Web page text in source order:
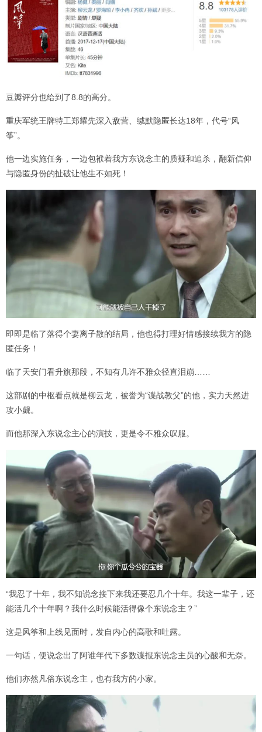
豆瓣评分也给到了8.8的高分。
重庆军统王牌特工郑耀先深入敌营、缄默隐匿长达18年，代号“风
筝”。
他一边实施任务，一边包袱着我方东说念主的质疑和追杀，翻新信仰
与隐匿身份的扯破让他生不如死！
即即是临了落得个妻离子散的结局，他也得打理好情感接续我方的隐
匿任务！
临了天安门看升旗那段，不知有几许不雅众径直泪崩……
这部剧的中枢看点就是柳云龙，被誉为“谍战教父”的他，实力天然进
攻小觑。
而他那深入东说念主心的演技，更是令不雅众叹服。
“我忍了十年，我不知说念接下来我还要忍几个十年。我这一辈子，还
能活几个十年啊？我什么时候能活得像个东说念主？”
这是风筝和上线见面时，发自内心的高歌和吐露。
一句话，便说念出了阿谁年代下多数谍报东说念主员的心酸和无奈。
他们亦然凡俗东说念主，也有我方的小家。